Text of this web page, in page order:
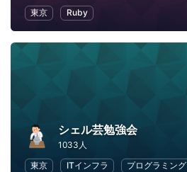
東京
Ruby
シェル芸勉強会
1033人
東京
ITインフラ プログラミング